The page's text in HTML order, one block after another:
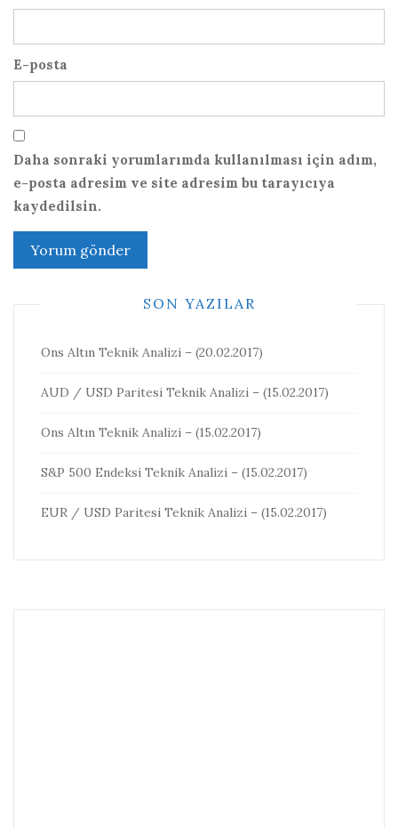
E-posta
Daha sonraki yorumlarımda kullanılması için adım,
e-posta adresim ve site adresim bu tarayıcıya
kaydedilsin.
SON YAZILAR
Ons Altın Teknik Analizi – (20.02.2017)
AUD / USD Paritesi Teknik Analizi – (15.02.2017)
Ons Altın Teknik Analizi – (15.02.2017)
S&P 500 Endeksi Teknik Analizi – (15.02.2017)
EUR / USD Paritesi Teknik Analizi – (15.02.2017)